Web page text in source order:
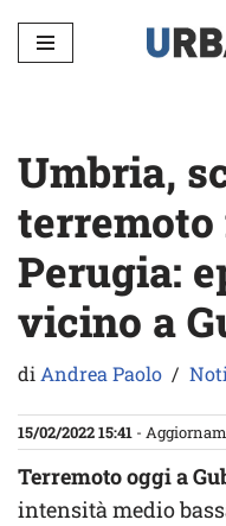
Vai
Umbria,
Perugia:
vicino a
diAndrea Paolo
15/02/2022 15:41 -
Terremoto oggi a
intensità medio